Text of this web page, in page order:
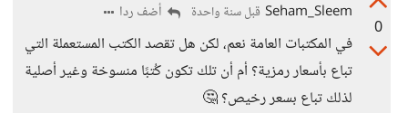
0
Seham_Sleem قبل سنة واحدة أضف ردا
في المكتبات العامة نعم، لكن هل تقصد الكتب المستعملة التي
تباع بأسعار رمزية؟ أم أن تلك تكون كُتبًا منسوخة وغير أصلية
لذلك تباع بسعر رخيص؟ 🤔